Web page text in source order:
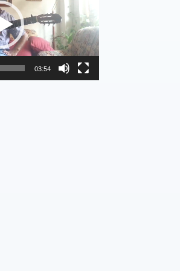
volumen.
03:54